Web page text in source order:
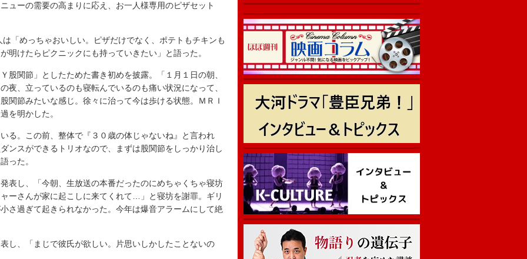
ーの需要の高まりに応え、お一人様専用のピザセット
「めっちゃおいしい。ピザだけでなく、ポテトもチキンも
明けたらピクニックにも持っていきたい」と語った。
関節」としたためた書き初めを披露。「１月１日の朝、
夜、立っているのも寝転んでいるのも痛い状況になって、
関節みたいな感じ。徐々に治って今は歩ける状態。ＭＲＩ
を明かした。
。この前、整体で『３０歳の体じゃないね』と言われ
ンスができるトリオなので、まずは股関節をしっかり治し
った。
し、「今朝、生放送の本番だったのにめちゃくちゃ寝坊
ーさんが家に起こしに来てくれて…」と寝坊を謝罪。ギリ
さ過ぎて起きられなかった。今年は爆音アラームにして絶
、「まじで彼氏が欲しい。片思いしかしたことないの